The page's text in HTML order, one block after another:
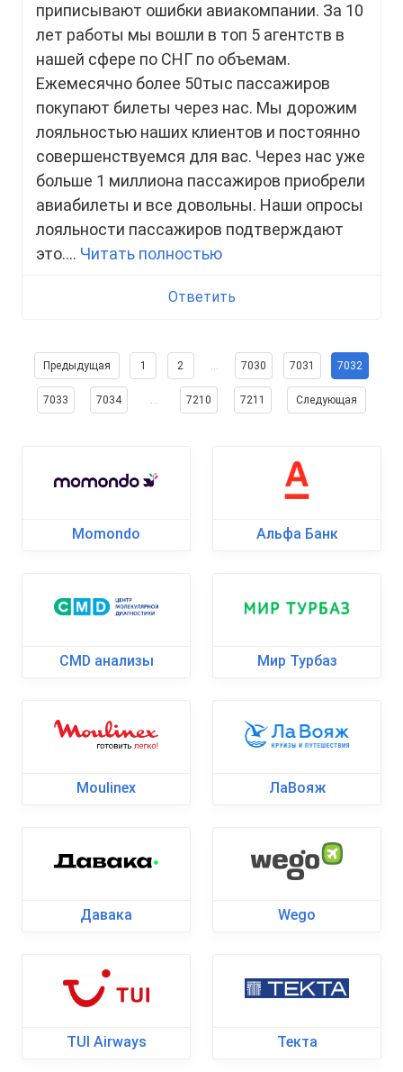
приписывают ошибки авиакомпании. За 10
лет работы мы вошли в топ 5 агентств в
нашей сфере по СНГ по объемам.
Ежемесячно более 50тыс пассажиров
покупают билеты через нас. Мы дорожим
лояльностью наших клиентов и постоянно
совершенствуемся для вас. Через нас уже
больше 1 миллиона пассажиров приобрели
авиабилеты и все довольны. Наши опросы
лояльности пассажиров подтверждают
это.... Читать полностью
Ответить
Предыдущая 1 2 … 7030 7031 7032
7033 7034 … 7210 7211 Следующая
Momondo Альфа Банк
CMD анализы Мир Турбаз
Moulinex ЛаВояж
Давака Wego
TUI Airways Текта